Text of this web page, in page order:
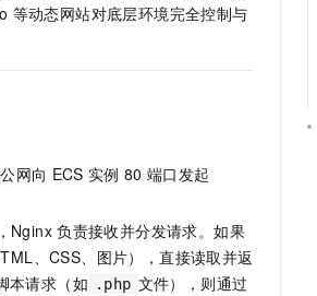
等动态网站对底层环境完全控制与
网向 ECS 实例 80 端口发起
Nginx 负责接收并分发请求。如果
、CSS、图片），直接读取并返
本请求（如 .php 文件），则通过